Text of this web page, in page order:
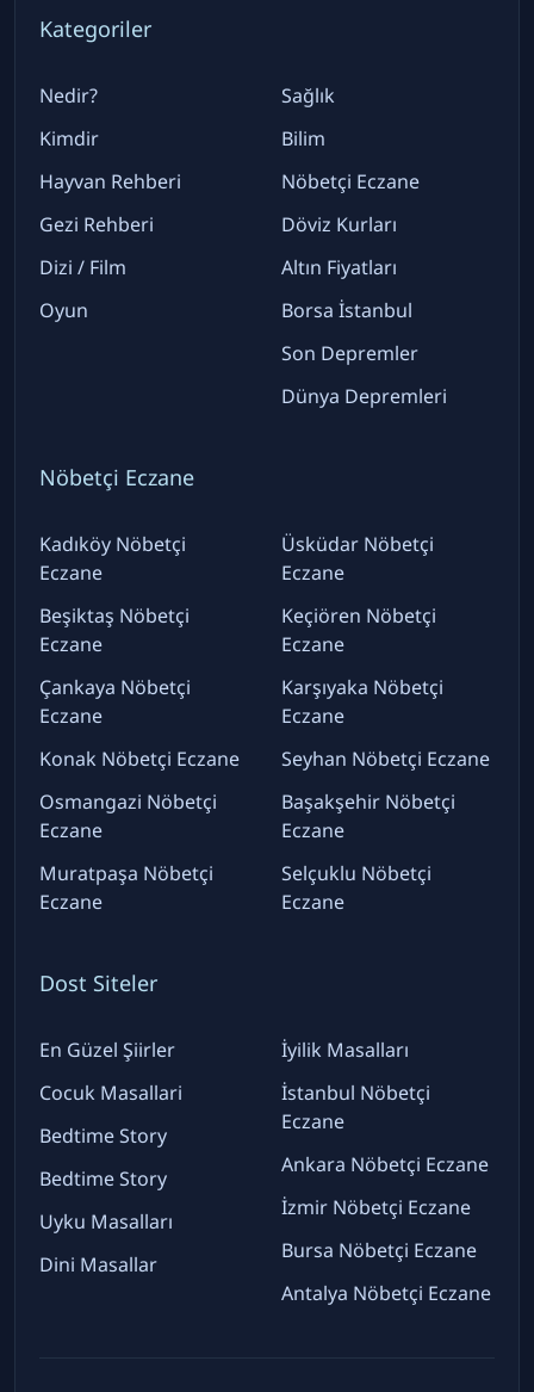
Kategoriler
Nedir?
Kimdir
Hayvan Rehberi
Gezi Rehberi
Dizi / Film
Oyun
Sağlık
Bilim
Nöbetçi Eczane
Döviz Kurları
Altın Fiyatları
Borsa İstanbul
Son Depremler
Dünya Depremleri
Nöbetçi Eczane
Kadıköy Nöbetçi
Eczane
Beşiktaş Nöbetçi
Eczane
Çankaya Nöbetçi
Eczane
Konak Nöbetçi Eczane
Osmangazi Nöbetçi
Eczane
Muratpaşa Nöbetçi
Eczane
Üsküdar Nöbetçi
Eczane
Keçiören Nöbetçi
Eczane
Karşıyaka Nöbetçi
Eczane
Seyhan Nöbetçi Eczane
Başakşehir Nöbetçi
Eczane
Selçuklu Nöbetçi
Eczane
Dost Siteler
En Güzel Şiirler
Cocuk Masallari
Bedtime Story
Bedtime Story
Uyku Masalları
Dini Masallar
İyilik Masalları
İstanbul Nöbetçi
Eczane
Ankara Nöbetçi Eczane
İzmir Nöbetçi Eczane
Bursa Nöbetçi Eczane
Antalya Nöbetçi Eczane